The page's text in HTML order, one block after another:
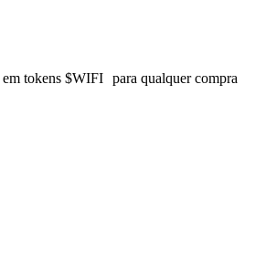
em tokens $WIFI para qualquer compra